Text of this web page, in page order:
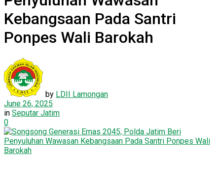
Kebangsaan Pada Santri
Ponpes Wali Barokah
by LDII Lamongan
June 26, 2025
in Seputar Jatim
0